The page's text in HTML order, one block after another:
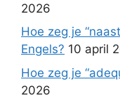
2026
Hoe zeg je
Engels? 10 april
Hoe zeg je
2026